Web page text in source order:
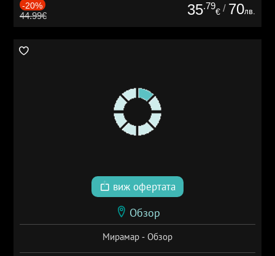
-20%
44.99€ 35.79
€ / 70лв.
виж офертата
Обзор
Мирамар - Обзор